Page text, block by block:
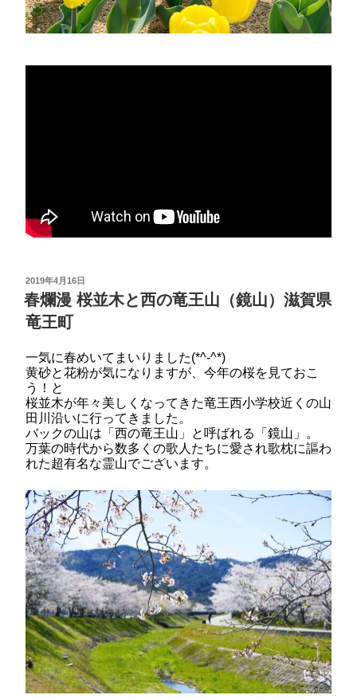
投
稿
日:
2019年4月16日
春爛漫 桜並木と西の竜王山（鏡山）滋賀県
竜王町
一気に春めいてまいりました(*^-^*)
黄砂と花粉が気になりますが、今年の桜を見ておこ
う！と
桜並木が年々美しくなってきた竜王西小学校近くの山
田川沿いに行ってきました。
バックの山は「西の竜王山」と呼ばれる「鏡山」。
万葉の時代から数多くの歌人たちに愛され歌枕に謳わ
れた超有名な霊山でございます。